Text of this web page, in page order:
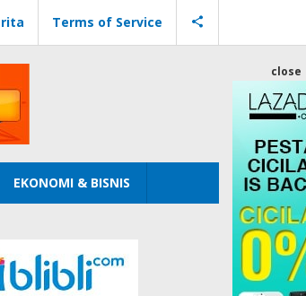
Terms of Service
EKONOMI & BISNIS
close